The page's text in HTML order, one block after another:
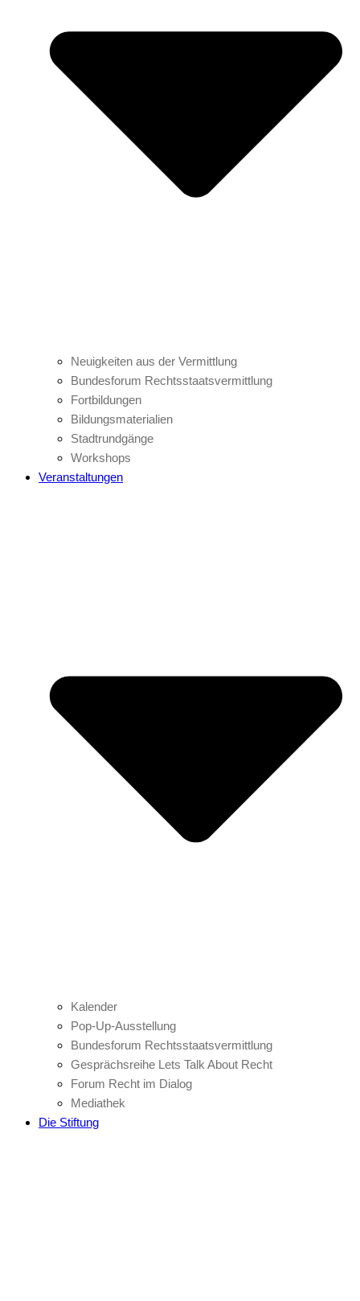
Neuigkeiten aus der Vermittlung
Bundesforum Rechtsstaatsvermittlung
Fortbildungen
Bildungsmaterialien
Stadtrundgänge
Workshops
Veranstaltungen
Kalender
Pop-Up-Ausstellung
Bundesforum Rechtsstaatsvermittlung
Gesprächsreihe Lets Talk About Recht
Forum Recht im Dialog
Mediathek
Die Stiftung